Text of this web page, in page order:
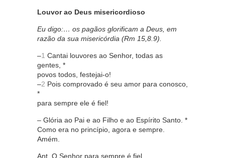
Louvor ao Deus misericordioso
Eu digo:… os pagãos glorificam a Deus, em
razão da sua misericórdia (Rm 15,8.9).
–1 Cantai louvores ao Senhor, todas as
gentes, *
povos todos, festejai-o!
–2 Pois comprovado é seu amor para conosco,
*
para sempre ele é fiel!
– Glória ao Pai e ao Filho e ao Espírito Santo. *
Como era no princípio, agora e sempre.
Amém.
Ant. O Senhor para sempre é fiel.